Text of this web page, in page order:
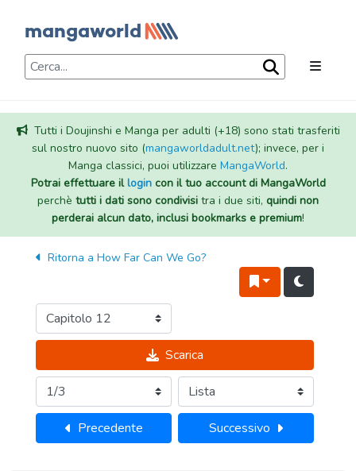
Tutti i Doujinshi e Manga per adulti (+18) sono stati trasferiti
sul nostro nuovo sito (mangaworldadult.net); invece, per i
Manga classici, puoi utilizzare MangaWorld.
Potrai effettuare illogincon il tuo account di MangaWorld
perchè tutti i dati sono condivisi tra i due siti, quindi non
perderai alcun dato, inclusi bookmarks e premium!
Ritorna a How Far Can We Go?
Scarica
Precedente Successivo